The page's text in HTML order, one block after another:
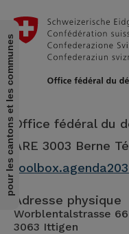
Office fédéral du
ARE 3003 Berne
Adresse physique
Worblentalstrasse 66
3063 Ittigen
pour les cantons et les communes